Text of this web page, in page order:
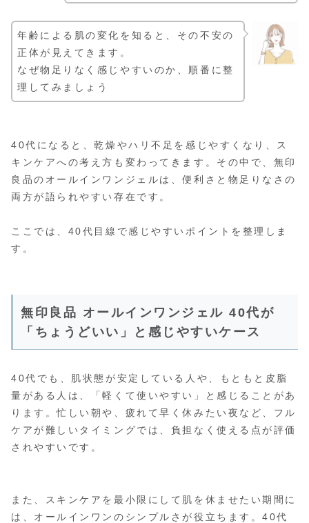
年齢による肌の変化を知ると、その不安の
正体が見えてきます。
なぜ物足りなく感じやすいのか、順番に整
理してみましょう
40代になると、乾燥やハリ不足を感じやすくなり、ス
キンケアへの考え方も変わってきます。その中で、無印
良品のオールインワンジェルは、便利さと物足りなさの
両方が語られやすい存在です。
ここでは、40代目線で感じやすいポイントを整理しま
す。
無印良品 オールインワンジェル 40代が
「ちょうどいい」と感じやすいケース
40代でも、肌状態が安定している人や、もともと皮脂
量がある人は、「軽くて使いやすい」と感じることがあ
ります。忙しい朝や、疲れて早く休みたい夜など、フル
ケアが難しいタイミングでは、負担なく使える点が評価
されやすいです。
また、スキンケアを最小限にして肌を休ませたい期間に
は、オールインワンのシンプルさが役立ちます。40代